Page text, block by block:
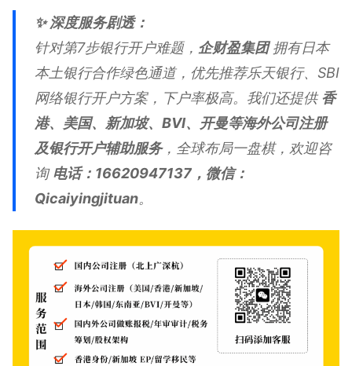
✨ 深度服务剧透：
针对第7步银行开户难题， 企财盈集团拥有日本
本土银行合作绿色通道，优先推荐乐天银行、SBI
网络银行开户方案，下户率极高。我们还提供 香
港、美国、新加坡、BVI、开曼等海外公司注册
及银行开户辅助服务，全球布局一盘棋，欢迎咨
询电话：16620947137，微信：
Qicaiyingjituan。